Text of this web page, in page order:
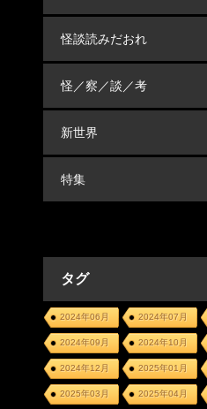
怪談読みだおれ
怪／察／談／考
新世界
特集
タグ
2024年06月 2024年07月
2024年09月 2024年10月
2024年12月 2025年01月
2025年03月 2025年04月